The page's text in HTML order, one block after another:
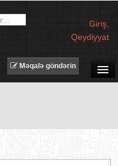
Giriş
Qeydiyyat
MƏQALƏLƏR
Məqalə göndərin